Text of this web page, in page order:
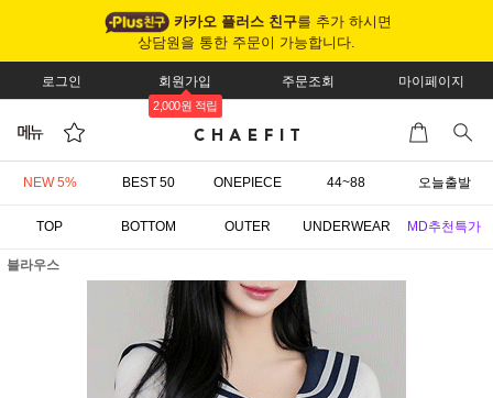
카카오 플러스 친구를 추가 하시면
상담원을 통한 주문이 가능합니다.
로그인 회원가입
2,000원 적립
주문조회 마이페이지
NEW 5% BEST 50 ONEPIECE 44~88 오늘출발
TOP BOTTOM OUTER UNDERWEAR MD추천특가
블라우스